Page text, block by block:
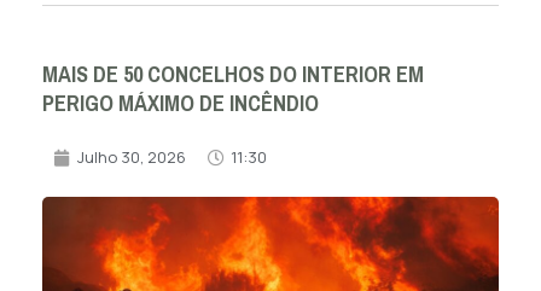
MAIS DE 50 CONCELHOS DO INTERIOR EM
PERIGO MÁXIMO DE INCÊNDIO
Julho 30, 2026 11:30